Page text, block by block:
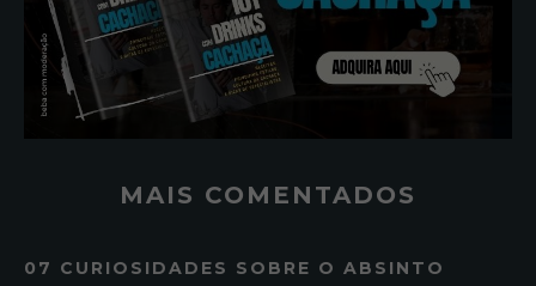
MAIS COMENTADOS
07 CURIOSIDADES SOBRE O ABSINTO